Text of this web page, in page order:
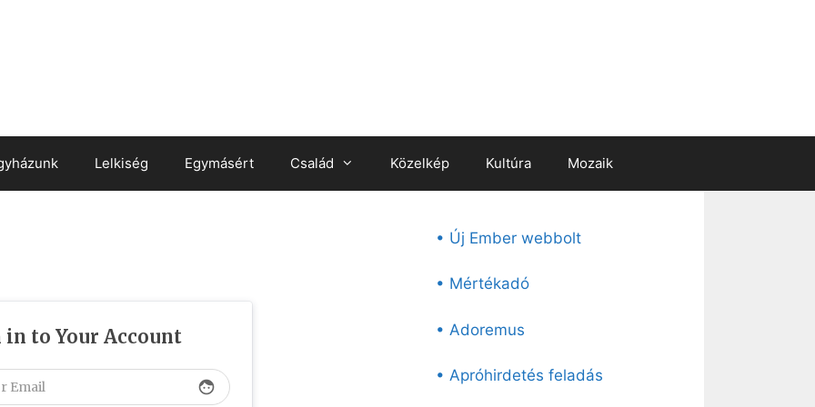
Lelkiség Egymásért Család Közelkép Kultúra Mozaik
in to Your Account
face
• Új Ember webbolt
• Mértékadó
• Adoremus
• Apróhirdetés feladás